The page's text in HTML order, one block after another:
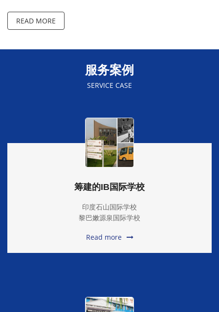
READ MORE
服务案例
SERVICE CASE
筹建的IB国际学校
印度石山国际学校
黎巴嫩源泉国际学校
Read more